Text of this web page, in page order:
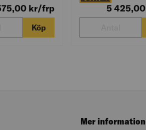
kr/frp
Köp
5 425,00
Mer information